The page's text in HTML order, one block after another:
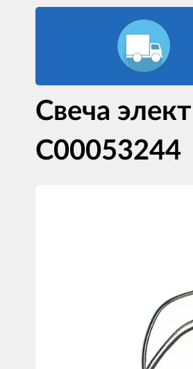
Свеча
C00053244